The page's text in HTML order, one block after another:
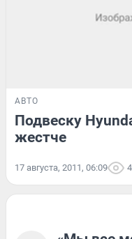
АВТО
Подвеску
жестче
17 августа, 2011, 06:09